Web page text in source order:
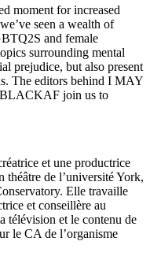
moment for increased
seen a wealth of
and female
surrounding mental
prejudice, but also present
The editors behind I MAY
join us to
et une productrice
théâtre de l’université York,
Elle travaille
et conseillère au
télévision et le contenu de
le CA de l’organisme